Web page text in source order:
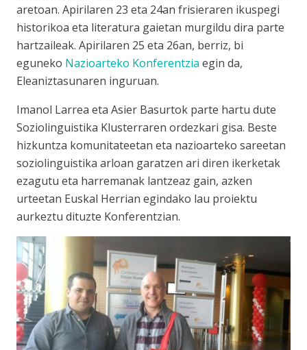
aretoan. Apirilaren 23 eta 24an frisieraren ikuspegi
historikoa eta literatura gaietan murgildu dira parte
hartzaileak. Apirilaren 25 eta 26an, berriz, bi
eguneko Nazioarteko Konferentzia egin da,
Eleaniztasunaren inguruan.
Imanol Larrea eta Asier Basurtok parte hartu dute
Soziolinguistika Klusterraren ordezkari gisa. Beste
hizkuntza komunitateetan eta nazioarteko sareetan
soziolinguistika arloan garatzen ari diren ikerketak
ezagutu eta harremanak lantzeaz gain, azken
urteetan Euskal Herrian egindako lau proiektu
aurkeztu dituzte Konferentzian.